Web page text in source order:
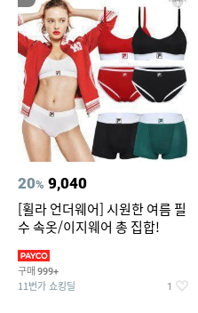
20% 9,040
[휠라 언더웨어] 시원한 여름 필
수 속옷/이지웨어 총 집합!
구매 999+
11번가 쇼킹딜 1